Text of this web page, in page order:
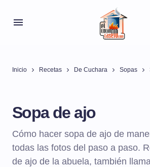
Inicio Recetas De Cuchara Sopas
Sopa de ajo
Cómo hacer sopa de ajo de
todas las fotos del paso a paso.
de ajo de la abuela, también